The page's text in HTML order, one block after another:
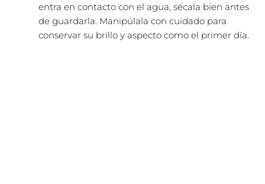
entra en contacto con el agua, sécala bien antes
de guardarla. Manipúlala con cuidado para
conservar su brillo y aspecto como el primer día.